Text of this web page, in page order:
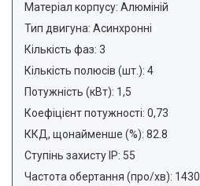
Матеріал корпусу: Алюміній
Тип двигуна: Асинхронні
Кількість фаз: 3
Кількість полюсів (шт.): 4
Потужність (кВт): 1,5
Коефіцієнт потужності: 0,73
ККД, щонайменше (%): 82.8
Ступінь захисту ІР: 55
Частота обертання (про/хв): 1430